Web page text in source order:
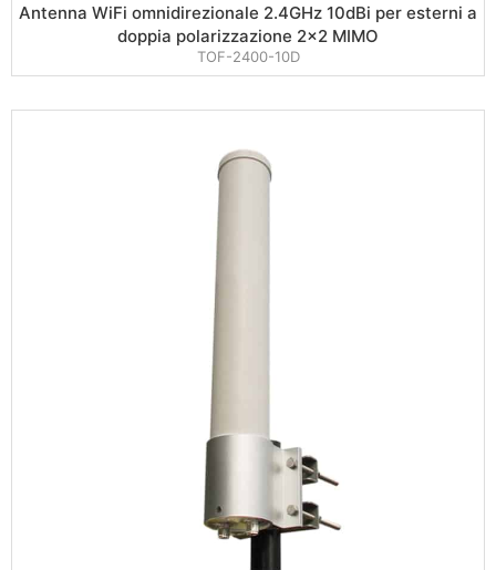
Antenna WiFi omnidirezionale 2.4GHz 10dBi per esterni a
doppia polarizzazione 2×2 MIMO
TOF-2400-10D